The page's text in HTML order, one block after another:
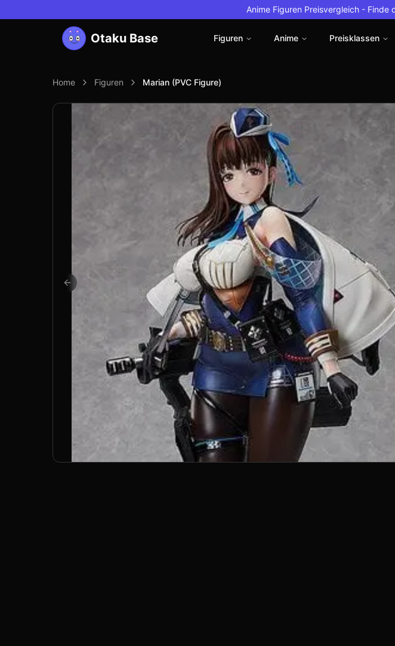
Anime Figuren Preisvergleich - Finde
Otaku Base Figuren Anime Preisklassen
Home Figuren Marian (PVC Figure)
Previous slide